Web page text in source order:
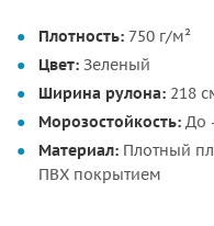
Плотность: 750 г/м²
Цвет: Зеленый
Ширина рулона: 218
Морозостойкость: До
Материал: Плотный
ПВХ покрытием